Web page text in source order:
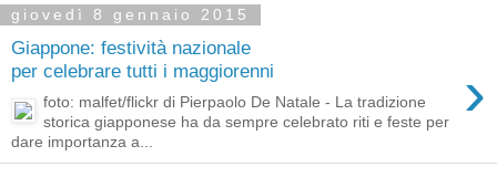
giovedì 8 gennaio 2015
Giappone: festività nazionale
per celebrare tutti i maggiorenni
›
foto: malfet/flickr di Pierpaolo De Natale - La tradizione
storica giapponese ha da sempre celebrato riti e feste per
dare importanza a...